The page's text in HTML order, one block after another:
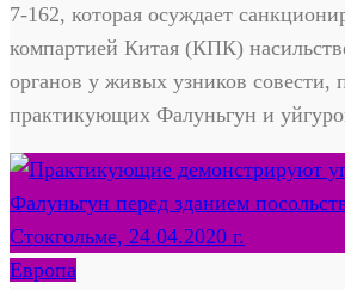
7-162, которая осуждает
компартией Китая (КПК)
органов у живых узников совести,
практикующих Фалуньгун и
Европа